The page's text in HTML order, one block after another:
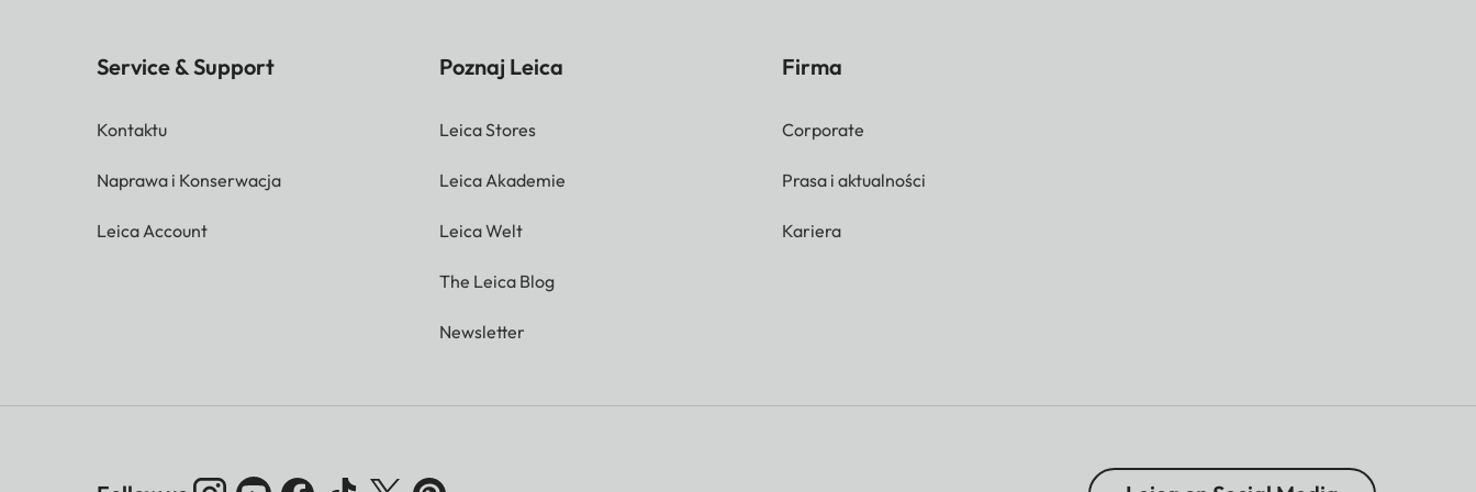
Service & Support
Kontaktu
Naprawa i Konserwacja
Leica Account
Poznaj Leica
Leica Stores
Leica Akademie
Leica Welt
The Leica Blog
Newsletter
Firma
Corporate
Prasa i aktualności
Kariera